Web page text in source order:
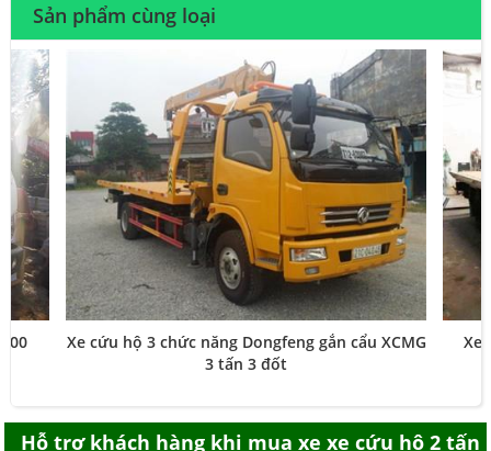
Sản phẩm cùng loại
Xe cứu hộ 3 chức năng Dongfeng gắn cẩu XCMG
3 tấn 3 đốt
Xe
Hỗ trợ khách hàng khi mua xe xe cứu hộ 2 tấn